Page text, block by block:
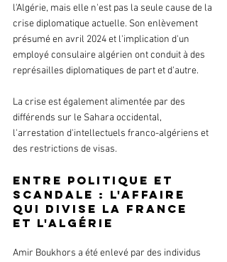
l'Algérie, mais elle n'est pas la seule cause de la
crise diplomatique actuelle. Son enlèvement
présumé en avril 2024 et l'implication d'un
employé consulaire algérien ont conduit à des
représailles diplomatiques de part et d'autre.
La crise est également alimentée par des
différends sur le Sahara occidental,
l'arrestation d'intellectuels franco-algériens et
des restrictions de visas.
Entre politique et
scandale : l'affaire
qui divise la France
et l'Algérie
Amir Boukhors a été enlevé par des individus